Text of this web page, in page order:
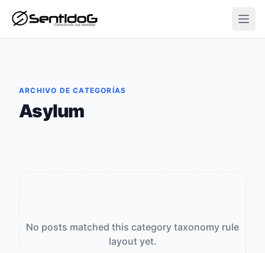
ARCHIVO DE CATEGORÍAS
Asylum
No posts matched this category taxonomy rule
layout yet.